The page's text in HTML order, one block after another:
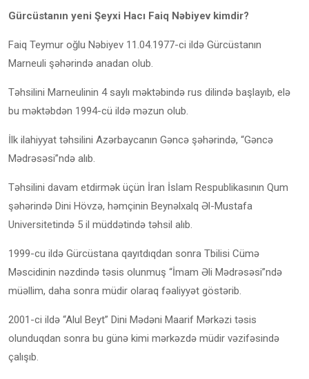
Gürcüstanın yeni Şeyxi Hacı Faiq Nəbiyev kimdir?
Faiq Teymur oğlu Nəbiyev 11.04.1977-ci ildə Gürcüstanın
Marneuli şəhərində anadan olub.
Təhsilini Marneulinin 4 saylı məktəbində rus dilində başlayıb, elə
bu məktəbdən 1994-cü ildə məzun olub.
İlk ilahiyyat təhsilini Azərbaycanın Gəncə şəhərində, “Gəncə
Mədrəsəsi”ndə alıb.
Təhsilini davam etdirmək üçün İran İslam Respublikasının Qum
şəhərində Dini Hövzə, həmçinin Beynəlxalq Əl-Mustafa
Universitetində 5 il müddətində təhsil alıb.
1999-cu ildə Gürcüstana qayıtdıqdan sonra Tbilisi Cümə
Məscidinin nəzdində təsis olunmuş “İmam Əli Mədrəsəsi”ndə
müəllim, daha sonra müdir olaraq fəaliyyət göstərib.
2001-ci ildə “Alul Beyt” Dini Mədəni Maarif Mərkəzi təsis
olunduqdan sonra bu günə kimi mərkəzdə müdir vəzifəsində
çalışıb.